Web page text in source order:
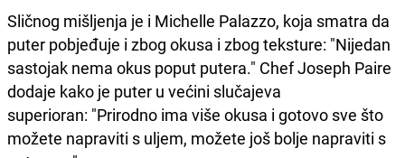
Sličnog mišljenja je i Michelle Palazzo, koja smatra da
puter pobjeđuje i zbog okusa i zbog teksture: "Nijedan
sastojak nema okus poput putera." Chef Joseph Paire
dodaje kako je puter u većini slučajeva
superioran: "Prirodno ima više okusa i gotovo sve što
možete napraviti s uljem, možete još bolje napraviti s